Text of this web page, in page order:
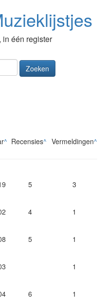
één register
Zoeken
^ Recensies^ Vermeldingen^
5 3
4 1
5 1
1
6 1